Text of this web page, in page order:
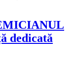
dedicată